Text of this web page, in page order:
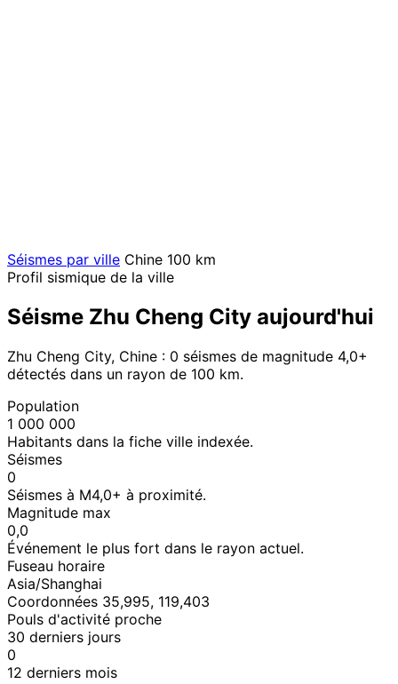
Séismes par ville Chine 100 km
Profil sismique de la ville
Séisme Zhu Cheng City aujourd'hui
Zhu Cheng City, Chine : 0 séismes de magnitude 4,0+
détectés dans un rayon de 100 km.
Population
1 000 000
Habitants dans la fiche ville indexée.
Séismes
0
Séismes à M4,0+ à proximité.
Magnitude max
0,0
Événement le plus fort dans le rayon actuel.
Fuseau horaire
Asia/Shanghai
Coordonnées 35,995, 119,403
Pouls d'activité proche
30 derniers jours
0
12 derniers mois